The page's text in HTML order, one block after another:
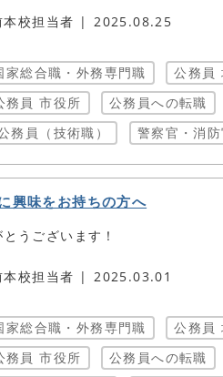
校担当者 2025.08.25
家総合職・外務専門職
公務員
務員 市役所
公務員への転職
務員（技術職）
警察官・消防
興味をお持ちの方へ
うございます！
校担当者 2025.03.01
家総合職・外務専門職
公務員
務員 市役所
公務員への転職